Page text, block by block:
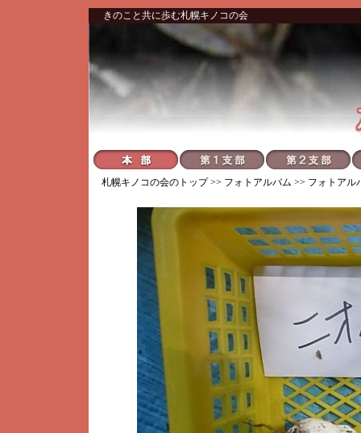
きのこと共に歩む札幌キノコの会
札幌キノコの会のトップ >> フォトアルバム >> フォトアル